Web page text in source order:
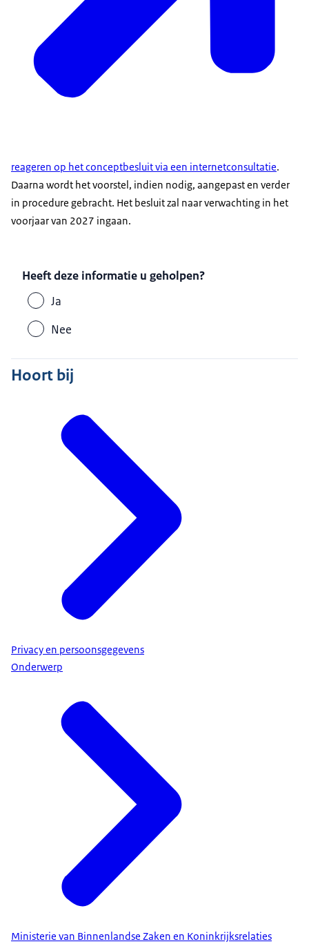
reageren op het conceptbesluit via een internetconsultatie.
Daarna wordt het voorstel, indien nodig, aangepast en verder
in procedure gebracht. Het besluit zal naar verwachting in het
voorjaar van 2027 ingaan.
Heeft deze informatie u geholpen?
Ja
Nee
Hoort bij
Privacy en persoonsgegevens
Onderwerp
Ministerie van Binnenlandse Zaken en Koninkrijksrelaties